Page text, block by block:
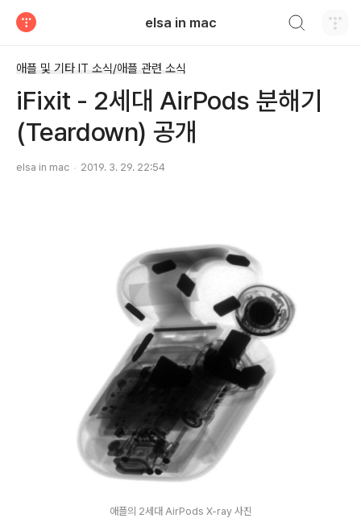
elsa in mac
애플 및 기타 IT 소식/애플 관련 소식
iFixit - 2세대 AirPods 분해기
(Teardown) 공개
elsa in mac 2019. 3. 29. 22:54
애플의 2세대 AirPods X-ray 사진